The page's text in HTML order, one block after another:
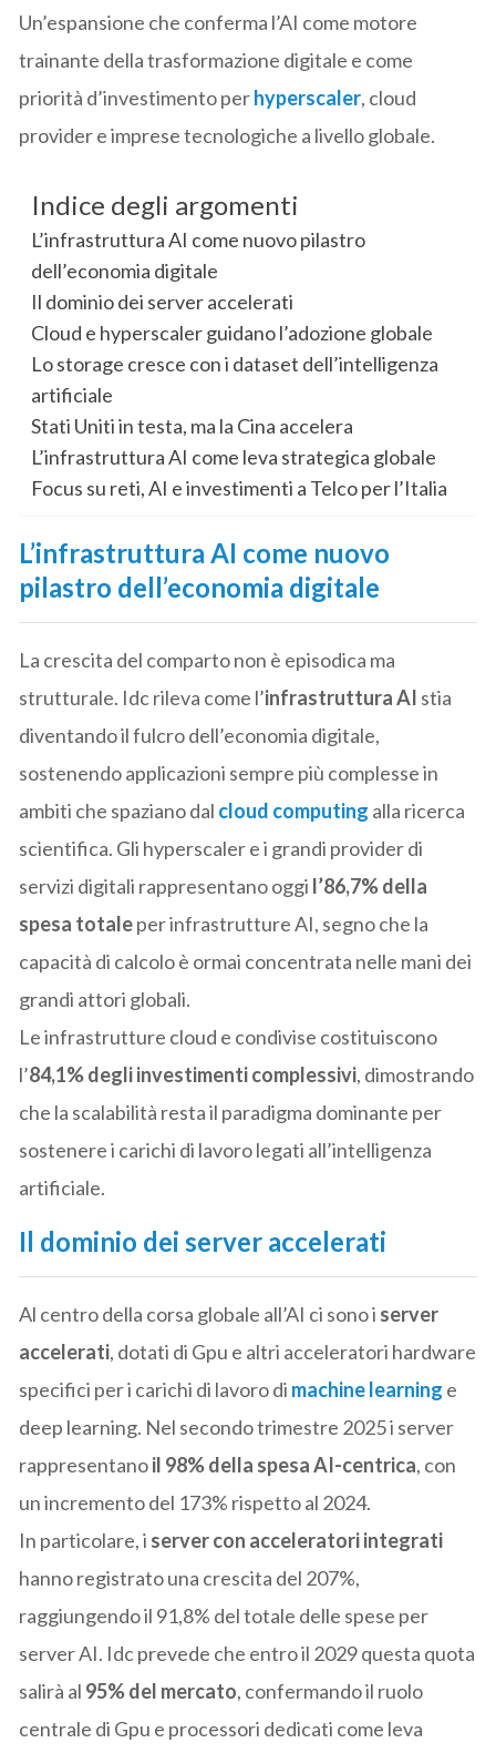
Un’espansione che conferma l’AI come motore
trainante della trasformazione digitale e come
priorità d’investimento perhyperscaler, cloud
provider e imprese tecnologiche a livello globale.
Indice degli argomenti
L’infrastruttura AI come nuovo pilastro
dell’economia digitale
Il dominio dei server accelerati
Cloud e hyperscaler guidano l’adozione globale
Lo storage cresce con i dataset dell’intelligenza
artificiale
Stati Uniti in testa, ma la Cina accelera
L’infrastruttura AI come leva strategica globale
Focus su reti, AI e investimenti a Telco per l’Italia
L’infrastruttura AI come nuovo
pilastro dell’economia digitale
La crescita del comparto non è episodica ma
strutturale. Idc rileva come l’infrastruttura AI stia
diventando il fulcro dell’economia digitale,
sostenendo applicazioni sempre più complesse in
ambiti che spaziano dal cloud computing alla ricerca
scientifica. Gli hyperscaler e i grandi provider di
servizi digitali rappresentano oggi l’86,7% della
spesa totaleper infrastrutture AI, segno che la
capacità di calcolo è ormai concentrata nelle mani dei
grandi attori globali.
Le infrastrutture cloud e condivise costituiscono
l’84,1% degli investimenti complessivi, dimostrando
che la scalabilità resta il paradigma dominante per
sostenere i carichi di lavoro legati all’intelligenza
artificiale.
Il dominio dei server accelerati
Al centro della corsa globale all’AI ci sono i server
accelerati, dotati di Gpu e altri acceleratori hardware
specifici per i carichi di lavoro di machine learning e
deep learning. Nel secondo trimestre 2025 i server
rappresentanoil 98% della spesa AI-centrica, con
un incremento del 173% rispetto al 2024.
In particolare, i server con acceleratori integrati
hanno registrato una crescita del 207%,
raggiungendo il 91,8% del totale delle spese per
server AI. Idc prevede che entro il 2029 questa quota
salirà al 95% del mercato, confermando il ruolo
centrale di Gpu e processori dedicati come leva